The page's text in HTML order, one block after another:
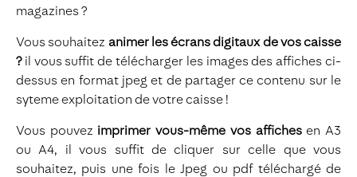
magazines ?
Vous souhaitez animer les écrans digitaux de vos caisse
?il vous suffit de télécharger les images des affiches ci-
dessus en format jpeg et de partager ce contenu sur le
syteme exploitation de votre caisse !
Vous pouvez imprimer vous-même vos affichesen A3
ou A4, il vous suffit de cliquer sur celle que vous
souhaitez, puis une fois le Jpeg ou pdf téléchargé de